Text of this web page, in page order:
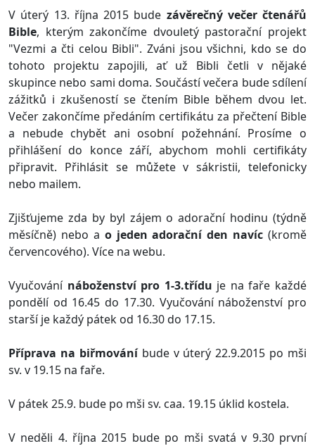
V úterý 13. října 2015 bude závěrečný večer čtenářů
Bible, kterým zakončíme dvouletý pastorační projekt
"Vezmi a čti celou Bibli". Zváni jsou všichni, kdo se do
tohoto projektu zapojili, ať už Bibli četli v nějaké
skupince nebo sami doma. Součástí večera bude sdílení
zážitků i zkušeností se čtením Bible během dvou let.
Večer zakončíme předáním certifikátu za přečtení Bible
a nebude chybět ani osobní požehnání. Prosíme o
přihlášení do konce září, abychom mohli certifikáty
připravit. Přihlásit se můžete v sákristii, telefonicky
nebo mailem.
Zjišťujeme zda by byl zájem o adorační hodinu (týdně
měsíčně) nebo a o jeden adorační den navíc (kromě
červencového). Více na webu.
Vyučování náboženství pro 1-3.třídu je na faře každé
pondělí od 16.45 do 17.30. Vyučování náboženství pro
starší je každý pátek od 16.30 do 17.15.
Příprava na biřmování bude v úterý 22.9.2015 po mši
sv. v 19.15 na faře.
V pátek 25.9. bude po mši sv. caa. 19.15 úklid kostela.
V neděli 4. října 2015 bude po mši svatá v 9.30 první